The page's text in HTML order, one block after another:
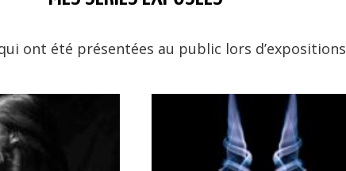
ont été présentées au public lors d’expositions